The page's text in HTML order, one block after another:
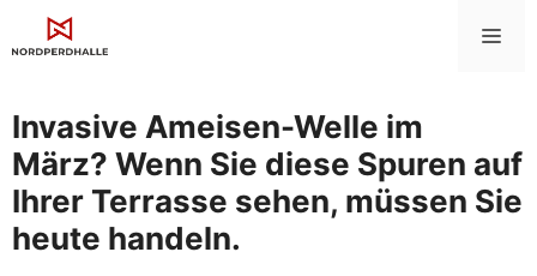
Inhalt
Invasive Ameisen-Welle im
März? Wenn Sie diese Spuren auf
Ihrer Terrasse sehen, müssen Sie
heute handeln.